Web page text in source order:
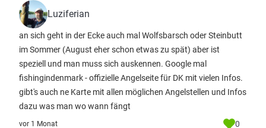
Luziferian
an sich geht in der Ecke auch mal Wolfsbarsch oder Steinbutt
im Sommer (August eher schon etwas zu spät) aber ist
speziell und man muss sich auskennen. Google mal
fishingindenmark - offizielle Angelseite für DK mit vielen Infos.
gibt's auch ne Karte mit allen möglichen Angelstellen und Infos
dazu was man wo wann fängt
vor 1 Monat 0